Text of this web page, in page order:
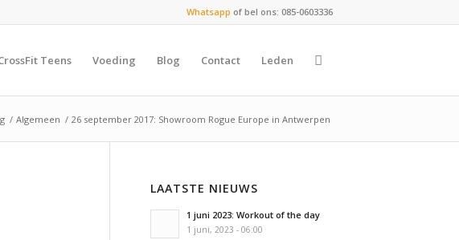
Whatsapp of bel ons: 085-0603336
Teens Voeding Blog Contact Leden
/ Algemeen / 26 september 2017: Showroom Rogue Europe in Antwerpen
LAATSTE NIEUWS
1 juni 2023: Workout of the day
1 juni, 2023 - 06:00